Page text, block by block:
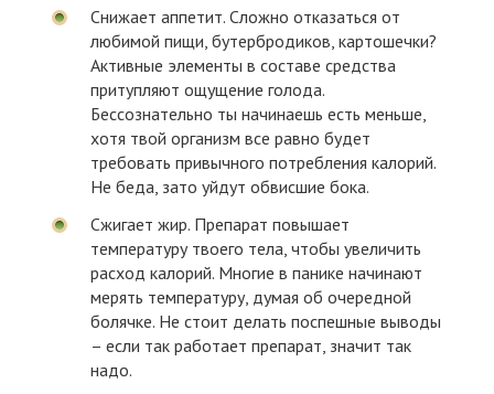
Снижает аппетит. Сложно отказаться от
любимой пищи, бутербродиков, картошечки?
Активные элементы в составе средства
притупляют ощущение голода.
Бессознательно ты начинаешь есть меньше,
хотя твой организм все равно будет
требовать привычного потребления калорий.
Не беда, зато уйдут обвисшие бока.
Сжигает жир. Препарат повышает
температуру твоего тела, чтобы увеличить
расход калорий. Многие в панике начинают
мерять температуру, думая об очередной
болячке. Не стоит делать поспешные выводы
– если так работает препарат, значит так
надо.